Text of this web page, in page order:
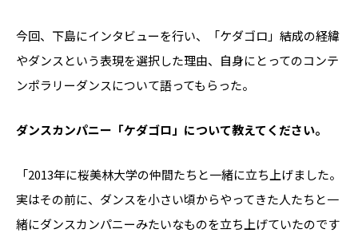
今回、下島にインタビューを行い、「ケダゴロ」結成の経緯
やダンスという表現を選択した理由、自身にとってのコンテ
ンポラリーダンスについて語ってもらった。
――ダンスカンパニー「ケダゴロ」について教えてください。
「2013年に桜美林大学の仲間たちと一緒に立ち上げました。
実はその前に、ダンスを小さい頃からやってきた人たちと一
緒にダンスカンパニーみたいなものを立ち上げていたのです